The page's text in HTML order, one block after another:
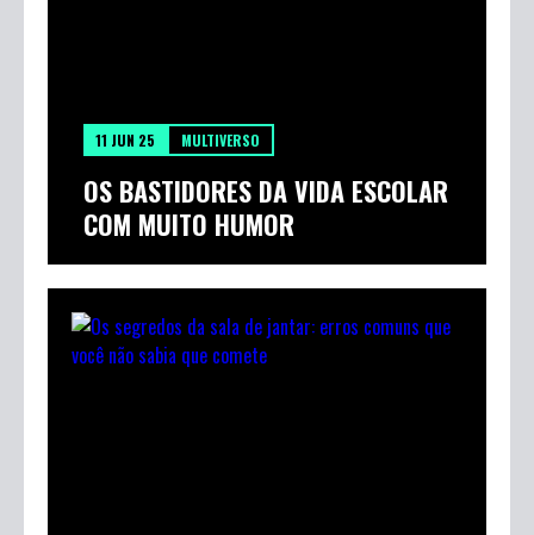
11 JUN 25 MULTIVERSO
OS BASTIDORES DA VIDA ESCOLAR
COM MUITO HUMOR